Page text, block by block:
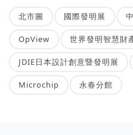
北市圖 國際發明展
OpView 世界發明智慧財
JDIE日本設計創意暨發明展
Microchip 永春分館